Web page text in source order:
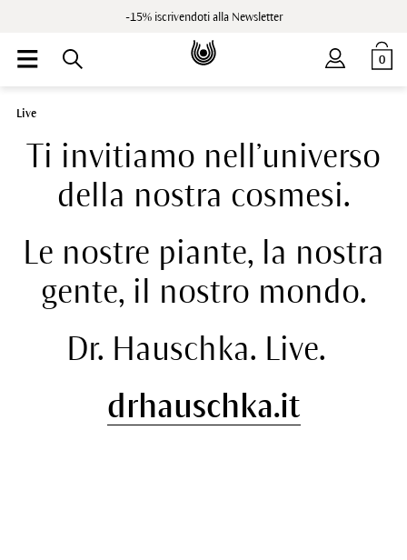
-15% iscrivendoti alla Newsletter
0
Live
Ti invitiamo nell’universo
della nostra cosmesi.
Le nostre piante, la nostra
gente, il nostro mondo.
Dr. Hauschka. Live.
drhauschka.it